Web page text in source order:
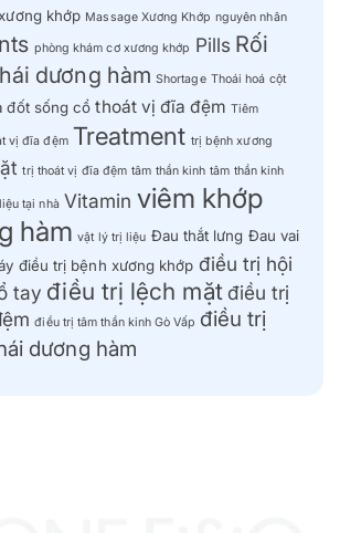
khớp Massage Xương Khớp nguyên nhân
phòng khám cơ xương khớp Pills Rối
dương hàm Shortage Thoái hoá cột
đốt sống cổ thoát vị đĩa đệm Tiêm
vị đĩa đệm Treatment trị bệnh xương
trị thoát vị đĩa đệm tâm thần kinh tâm thần kinh
tại nhà Vitamin viêm khớp
hàm vật lý trị liệu Đau thắt lưng Đau vai
điều trị bệnh xương khớp điều trị hội
tay điều trị lệch mặt điều trị
điều trị tâm thần kinh Gò Vấp điều trị
dương hàm